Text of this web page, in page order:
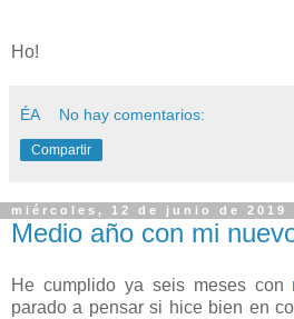
Ho!
ÉA No hay comentarios:
Compartir
miércoles, 12 de junio de 2019
Medio año con mi
He cumplido ya seis meses con
parado a pensar si hice bien en